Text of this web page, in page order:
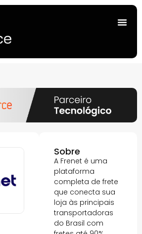
Sobre
A Frenet é uma
plataforma
completa de frete
que conecta sua
loja às principais
transportadoras
do Brasil com